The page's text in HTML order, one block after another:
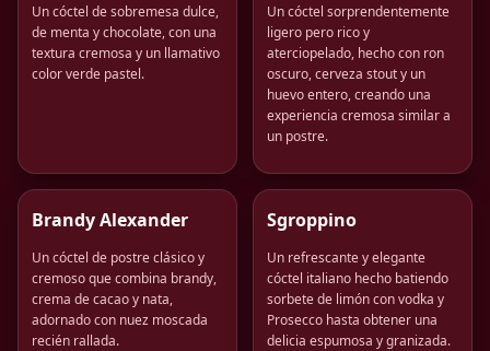
Un cóctel de sobremesa dulce,
de menta y chocolate, con una
textura cremosa y un llamativo
color verde pastel.
Un cóctel sorprendentemente
ligero pero rico y
aterciopelado, hecho con ron
oscuro, cerveza stout y un
huevo entero, creando una
experiencia cremosa similar a
un postre.
Brandy Alexander
Un cóctel de postre clásico y
cremoso que combina brandy,
crema de cacao y nata,
adornado con nuez moscada
recién rallada.
Sgroppino
Un refrescante y elegante
cóctel italiano hecho batiendo
sorbete de limón con vodka y
Prosecco hasta obtener una
delicia espumosa y granizada.